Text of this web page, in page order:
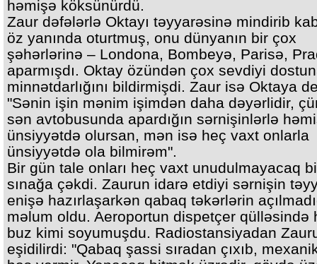
həmişə köksünürdü.
Zaur dəfələrlə Oktayı təyyarəsinə mindirib
öz yanında oturtmuş, onu dünyanın bir çox
şəhərlərinə – Londona, Bombeyə, Parisə,
aparmışdı. Oktay özündən çox sevdiyi
minnətdarlığını bildirmişdi. Zaur isə Oktaya
"Sənin işin mənim işimdən daha dəyərlidir,
sən avtobusunda apardığın sərnişinlərlə
ünsiyyətdə olursan, mən isə heç vaxt onlarla
ünsiyyətdə ola bilmirəm".
Bir gün tale onları heç vaxt unudulmayacaq
sınağa çəkdi. Zaurun idarə etdiyi sərnişin
enişə hazırlaşarkən qabaq təkərlərin
məlum oldu. Aeroportun dispetçer qülləsində
buz kimi soyumuşdu. Radiostansiyadan
eşidilirdi: "Qabaq şassi sıradan çıxıb,